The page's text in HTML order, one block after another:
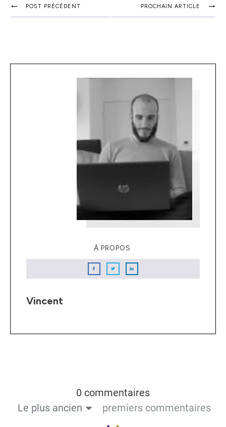
POST PRÉCÉDENT PROCHAIN ARTICLE
À PROPOS
Vincent
0 commentaires
Le plus ancien
premiers commentaires